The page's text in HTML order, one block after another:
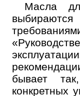
Масла
бывает
конкретных